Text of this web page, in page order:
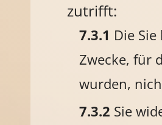
zutrifft:
Die
Zwecke, für
wurden,
Sie